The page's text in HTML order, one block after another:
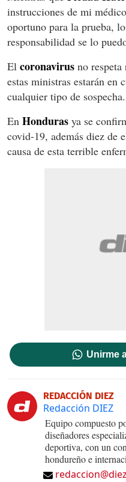
instrucciones de mi
oportuno para la prueba,
responsabilidad se lo
El coronavirus no
estas ministras estarán en
cualquier tipo de sospecha.
En Honduras ya se
covid-19, además diez de
causa de esta terrible
Unirme
REDACCIÓN DIEZ
Redacción DIEZ
Equipo compuesto
diseñadores
deportiva, con un
hondureño e